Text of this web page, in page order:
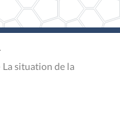
situation de la